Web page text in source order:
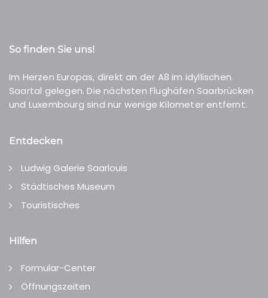
So finden Sie uns!
Im Herzen Europas, direkt an der A8 im idyllischen
Saartal gelegen. Die nächsten Flughäfen Saarbrücken
und Luxembourg sind nur wenige Kilometer entfernt.
Entdecken
Ludwig Galerie Saarlouis
Städtisches Museum
Touristisches
Hilfen
Formular-Center
Öffnungszeiten